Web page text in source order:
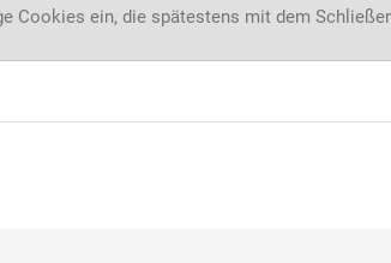
ein, die spätestens mit dem